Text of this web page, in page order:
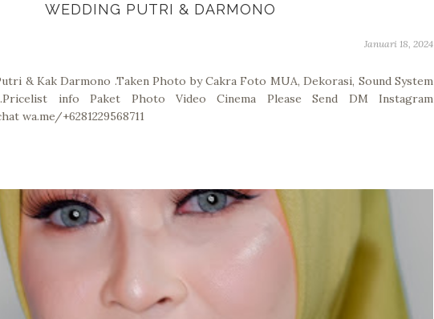
WEDDING PUTRI & DARMONO
Januari 18, 2024
& Kak Darmono .Taken Photo by Cakra Foto MUA, Dekorasi, Sound System
info Paket Photo Video Cinema Please Send DM Instagram
wa.me/+6281229568711